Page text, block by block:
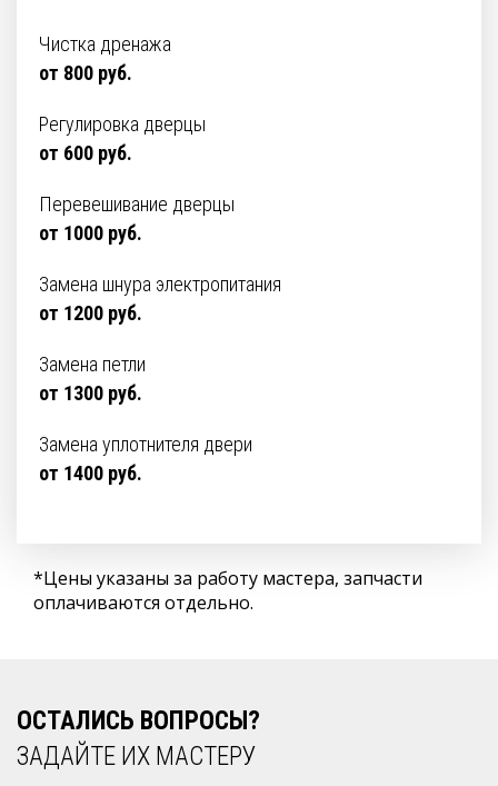
Чистка дренажа
от 800 руб.
Регулировка дверцы
от 600 руб.
Перевешивание дверцы
от 1000 руб.
Замена шнура электропитания
от 1200 руб.
Замена петли
от 1300 руб.
Замена уплотнителя двери
от 1400 руб.
*Цены указаны за работу мастера, запчасти
оплачиваются отдельно.
ОСТАЛИСЬ ВОПРОСЫ?
ЗАДАЙТЕ ИХ МАСТЕРУ